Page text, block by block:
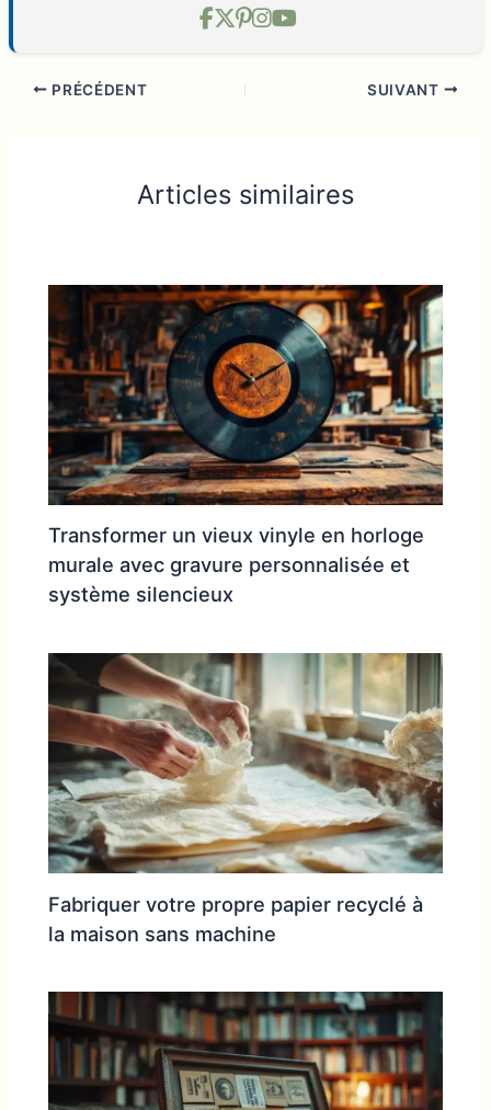
PRÉCÉDENT SUIVANT
Articles similaires
Transformer un vieux vinyle en horloge
murale avec gravure personnalisée et
système silencieux
Fabriquer votre propre papier recyclé à
la maison sans machine